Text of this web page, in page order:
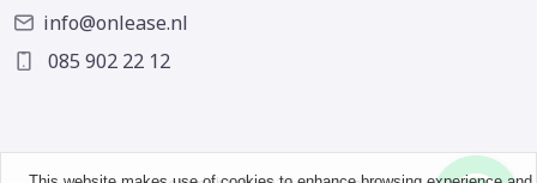
info@onlease.nl
085 902 22 12